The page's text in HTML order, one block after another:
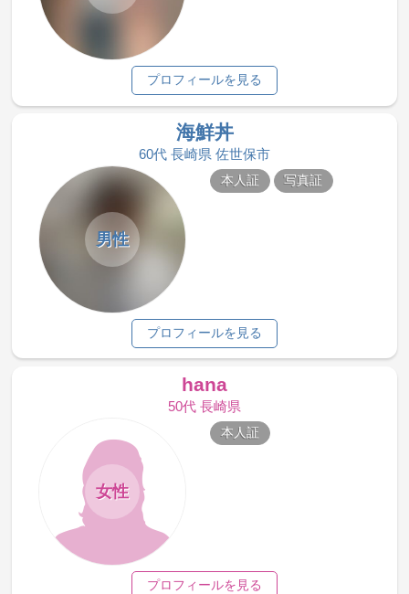
プロフィールを見る
海鮮丼
60代 長崎県 佐世保市
男性
本人証 写真証
プロフィールを見る
hana
50代 長崎県
女性
本人証
プロフィールを見る